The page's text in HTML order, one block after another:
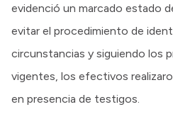
evidenció un marcado estado
evitar el procedimiento de
circunstancias y siguiendo los
vigentes, los efectivos
en presencia de testigos.